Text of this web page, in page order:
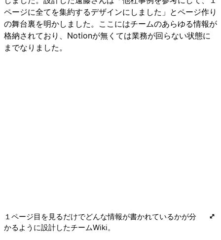
ページに全てを集約するデザインにしました」とページ作り
の舞台裏を明かしました。ここにはチームのあらゆる情報が
格納されており、Notionが無くては業務が回らない状態に
までなりました。
１ページ目を見るだけでどんな情報が書かれているかが分
かるように設計したチームWiki。